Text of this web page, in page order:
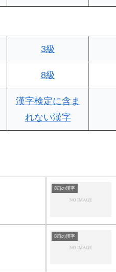
3級
8級
漢字検定に含ま
れない漢字
8画の漢字
8画の漢字